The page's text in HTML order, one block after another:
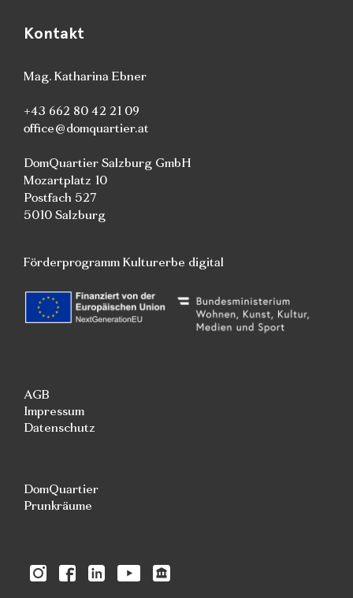
Kontakt
Mag. Katharina Ebner
+43 662 80 42 21 09
office@domquartier.at
DomQuartier Salzburg GmbH
Mozartplatz 10
Postfach 527
5010 Salzburg
Förderprogramm Kulturerbe digital
AGB
Impressum
Datenschutz
DomQuartier
Prunkräume